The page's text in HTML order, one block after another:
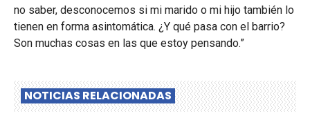
no saber, desconocemos si mi marido o mi hijo también lo
tienen en forma asintomática. ¿Y qué pasa con el barrio?
Son muchas cosas en las que estoy pensando.”
NOTICIAS RELACIONADAS